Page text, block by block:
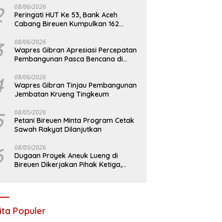
08/06/2026
Peringati HUT Ke 53, Bank Aceh
Cabang Bireuen Kumpulkan 162
08/06/2026
Wapres Gibran Apresiasi Percepatan
Pembangunan Pasca Bencana di
08/06/2026
Wapres Gibran Tinjau Pembangunan
Jembatan Krueng Tingkeum
08/05/2026
Petani Bireuen Minta Program Cetak
Sawah Rakyat Dilanjutkan
08/05/2026
Dugaan Proyek Aneuk Lueng di
Bireuen Dikerjakan Pihak Ketiga,
Populer